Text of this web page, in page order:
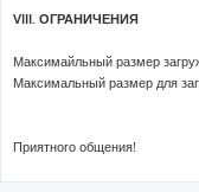
VIII. ОГРАНИЧЕНИЯ
Максимайльный размер
Максимальный размер для
Приятного общения!